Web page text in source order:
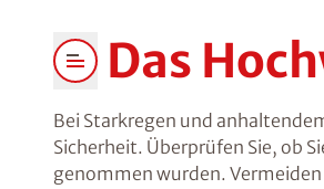
Das
Bei Starkregen und
Sicherheit. Überprüfen Sie, ob
genommen wurden.